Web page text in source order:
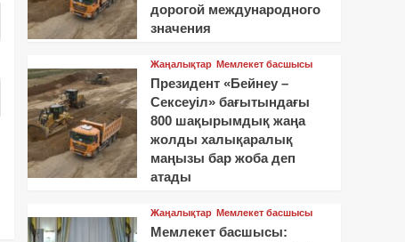
дорогой международного
значения
Жаңалықтар Мемлекет басшысы
Президент «Бейнеу –
Сексеуіл» бағытындағы
800 шақырымдық жаңа
жолды халықаралық
маңызы бар жоба деп
атады
Жаңалықтар Мемлекет басшысы
Мемлекет басшысы: